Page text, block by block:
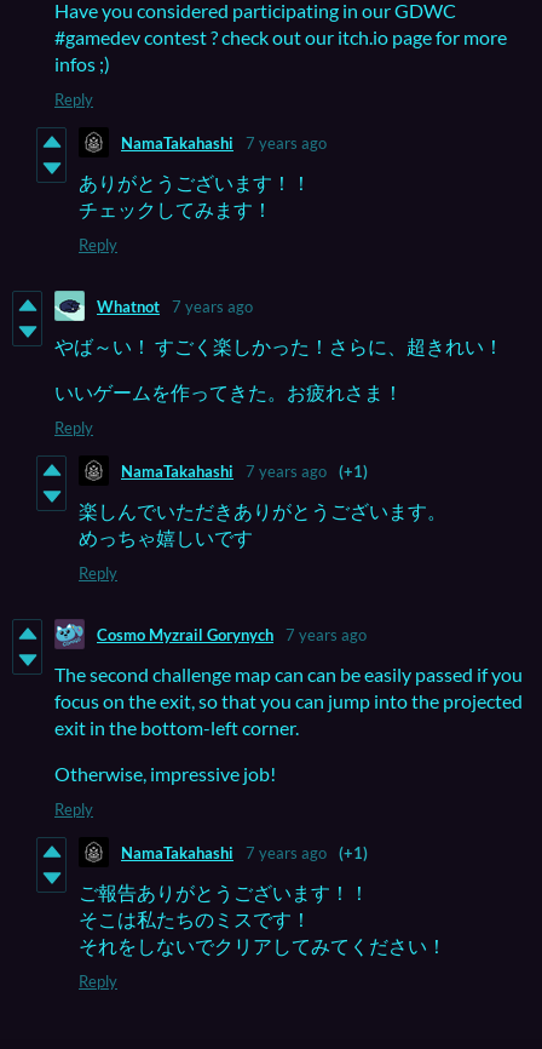
Have you considered participating in our GDWC
#gamedev contest ? check out our itch.io page for more
infos ;)
Reply
NamaTakahashi 7 years ago
ありがとうございます！！
チェックしてみます！
Reply
Whatnot 7 years ago
やば～い！ すごく楽しかった！さらに、超きれい！
いいゲームを作ってきた。お疲れさま！
Reply
NamaTakahashi 7 years ago (+1)
楽しんでいただきありがとうございます。
めっちゃ嬉しいです
Reply
Cosmo Myzrail Gorynych 7 years ago
The second challenge map can can be easily passed if you
focus on the exit, so that you can jump into the projected
exit in the bottom-left corner.
Otherwise, impressive job!
Reply
NamaTakahashi 7 years ago (+1)
ご報告ありがとうございます！！
そこは私たちのミスです！
それをしないでクリアしてみてください！
Reply